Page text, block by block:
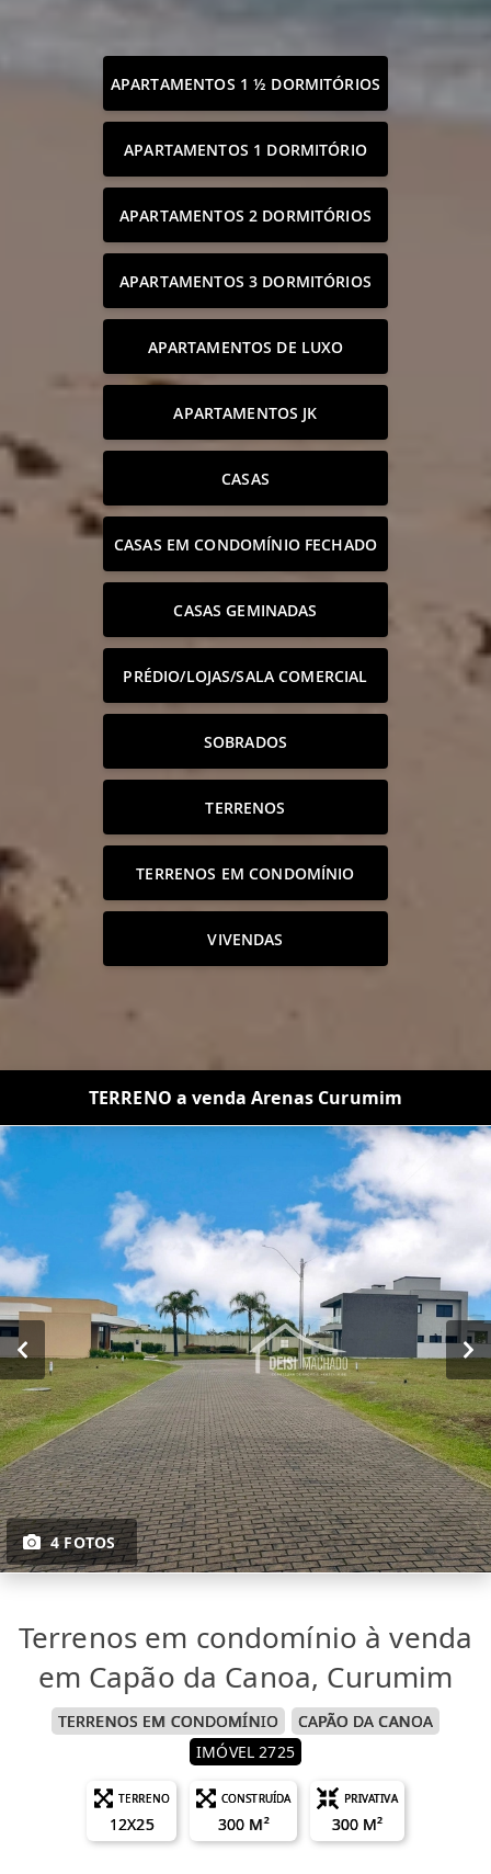
APARTAMENTOS 1 ½ DORMITÓRIOS
APARTAMENTOS 1 DORMITÓRIO
APARTAMENTOS 2 DORMITÓRIOS
APARTAMENTOS 3 DORMITÓRIOS
APARTAMENTOS DE LUXO
APARTAMENTOS JK
CASAS
CASAS EM CONDOMÍNIO FECHADO
CASAS GEMINADAS
PRÉDIO/LOJAS/SALA COMERCIAL
SOBRADOS
TERRENOS
TERRENOS EM CONDOMÍNIO
VIVENDAS
TERRENO a venda Arenas Curumim
4 FOTOS
Terrenos em condomínio à venda
em Capão da Canoa, Curumim
TERRENOS EM CONDOMÍNIO
CAPÃO DA CANOA
IMÓVEL 2725
TERRENO
12X25
CONSTRUÍDA
300 M²
PRIVATIVA
300 M²